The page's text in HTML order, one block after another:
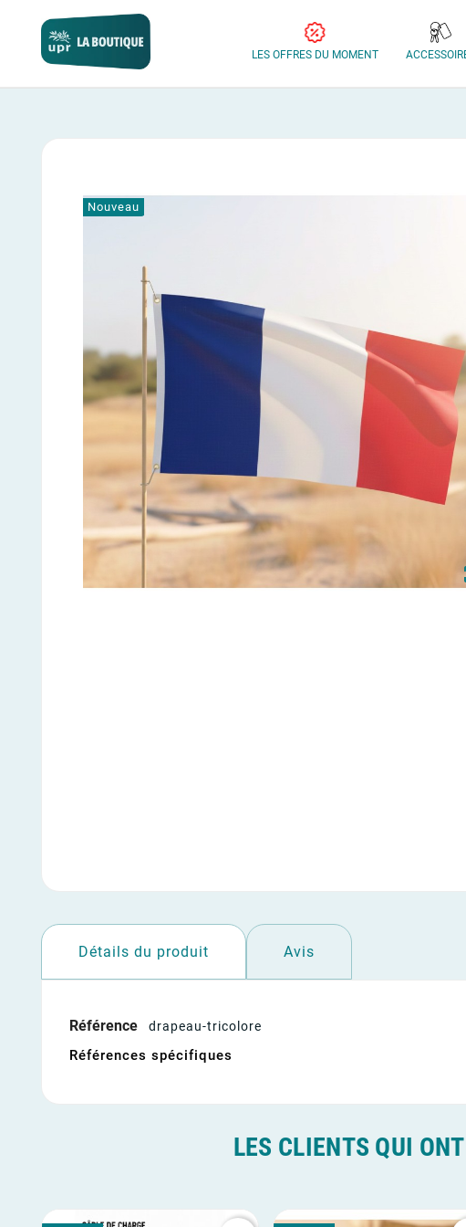
LES OFFRES DU MOMENT
Nouveau
Détails du produit Avis
Référence drapeau-tricolore
Références spécifiques
LES CLIENTS QUI